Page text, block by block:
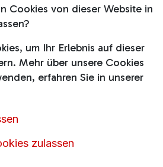
Lotosweiß
Cookies von dieser Website in
um Ihr Erlebnis auf dieser
Mehr über unsere Cookies
erfahren Sie in unserer
zulassen